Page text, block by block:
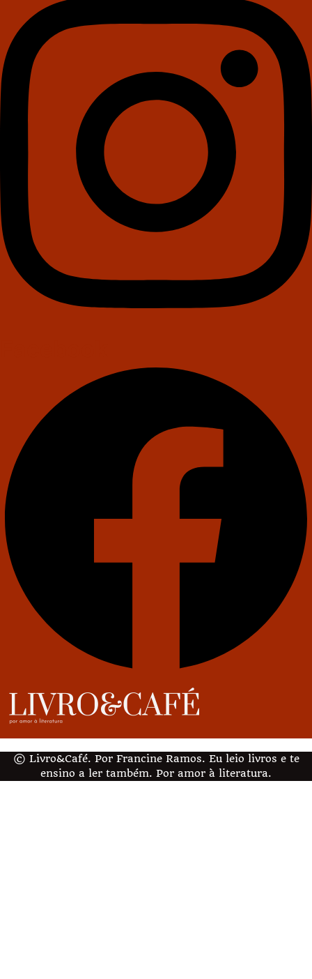
© Livro&Café. Por Francine Ramos. Eu leio livros e te
ensino a ler também. Por amor à literatura.